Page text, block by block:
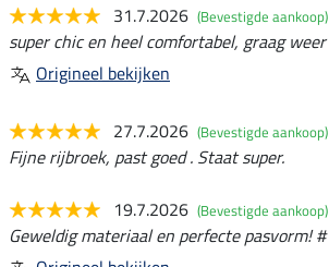
31.7.2026 (Bevestigde aankoop)
super chic en heel comfortabel, graag
Origineel bekijken
27.7.2026 (Bevestigde aankoop)
Fijne rijbroek, past goed . Staat super.
19.7.2026 (Bevestigde aankoop)
Geweldig materiaal en perfecte pasvorm! #